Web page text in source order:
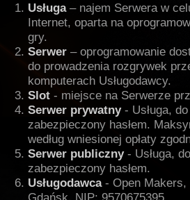
Usługa– najem Serwera w
Internet, oparta na
gry.
Serwer – oprogramowanie
do prowadzenia rozgrywek
komputerach Usługodawcy.
Slot - miejsce na Serwerze
Serwer prywatny- Usługa,
zabezpieczony hasłem.
według wniesionej opłaty
Serwer publiczny- Usługa,
zabezpieczony hasłem.
Usługodawca- Open Makers,
Gdańsk, NIP: 9570675395